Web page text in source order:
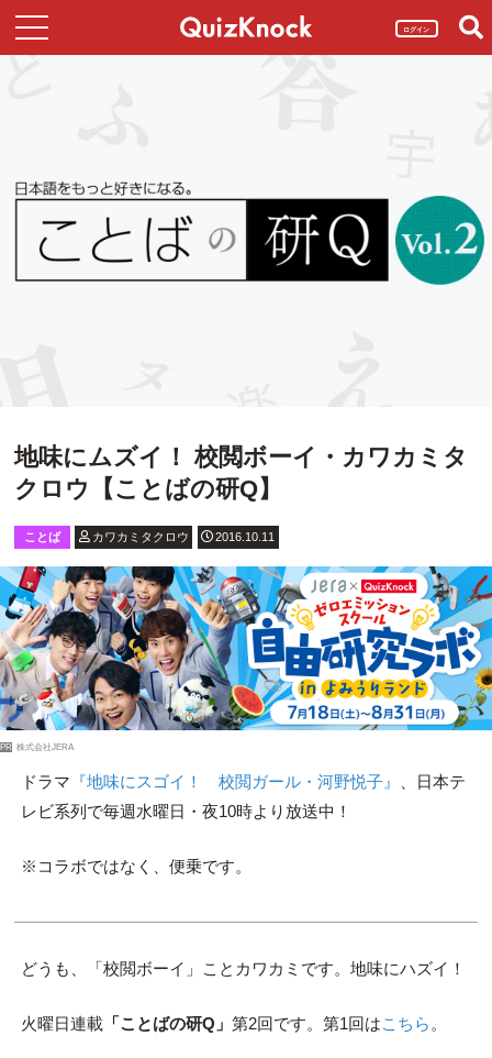
ログイン
地味にムズイ！ 校閲ボーイ・カワカミタ
クロウ【ことばの研Q】
ことば カワカミタクロウ 2016.10.11
PR 株式会社JERA
ドラマ 『地味にスゴイ！ 校閲ガール・河野悦子』
、日本テ
レビ系列で毎週水曜日・夜10時より放送中！
※コラボではなく、便乗です。
どうも、「校閲ボーイ」ことカワカミです。地味にハズイ！
火曜日連載「ことばの研Q」 第2回です。第1回はこちら 。